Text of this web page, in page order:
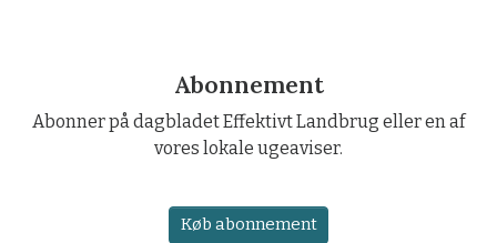
Abonnement
Abonner på dagbladet Effektivt Landbrug eller en af
vores lokale ugeaviser.
Køb abonnement